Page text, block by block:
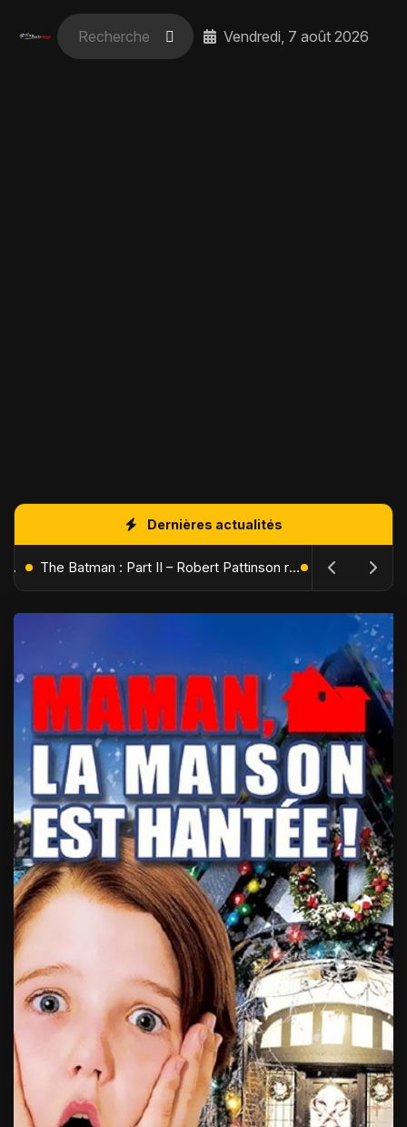
Vendredi, 7 août 2026
Dernières actualités
L'Âge de Glace : Le Réveil du Volcan – Manny, Sid et Diego de retour pour une aventure explosive The Batman : Part II – Robert Pattinson replonge dans les ténèbres de Gotham dès octobre 2027